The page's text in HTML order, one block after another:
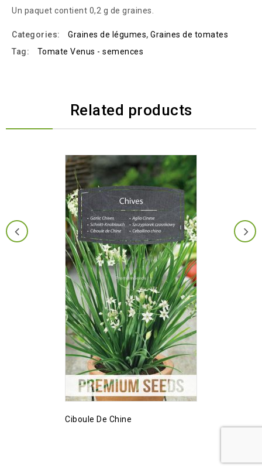
Un paquet contient 0,2 g de graines.
Categories: Graines de légumes, Graines de tomates
Tag:
Tomate Venus - semences
Related products
Ciboule De Chine